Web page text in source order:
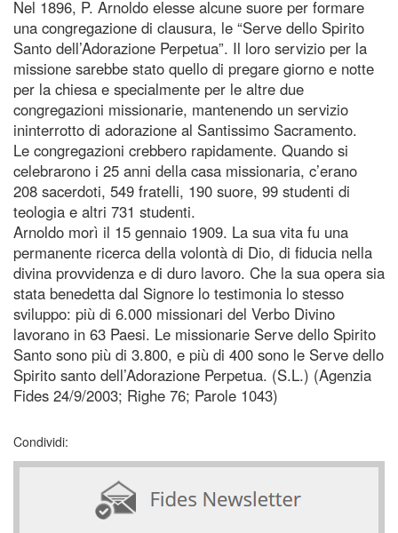
Nel 1896, P. Arnoldo elesse alcune suore per formare
una congregazione di clausura, le “Serve dello Spirito
Santo dell’Adorazione Perpetua”. Il loro servizio per la
missione sarebbe stato quello di pregare giorno e notte
per la chiesa e specialmente per le altre due
congregazioni missionarie, mantenendo un servizio
ininterrotto di adorazione al Santissimo Sacramento.
Le congregazioni crebbero rapidamente. Quando si
celebrarono i 25 anni della casa missionaria, c’erano
208 sacerdoti, 549 fratelli, 190 suore, 99 studenti di
teologia e altri 731 studenti.
Arnoldo morì il 15 gennaio 1909. La sua vita fu una
permanente ricerca della volontà di Dio, di fiducia nella
divina provvidenza e di duro lavoro. Che la sua opera sia
stata benedetta dal Signore lo testimonia lo stesso
sviluppo: più di 6.000 missionari del Verbo Divino
lavorano in 63 Paesi. Le missionarie Serve dello Spirito
Santo sono più di 3.800, e più di 400 sono le Serve dello
Spirito santo dell’Adorazione Perpetua. (S.L.) (Agenzia
Fides 24/9/2003; Righe 76; Parole 1043)
Condividi: